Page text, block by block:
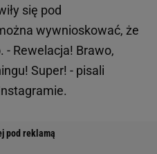
się pod
wywnioskować, że
- Rewelacja! Brawo,
Super! - pisali